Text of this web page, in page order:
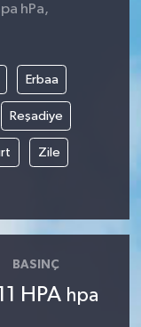
hPa,
Erbaa
Reşadiye
Zile
BASINÇ
HPA hpa